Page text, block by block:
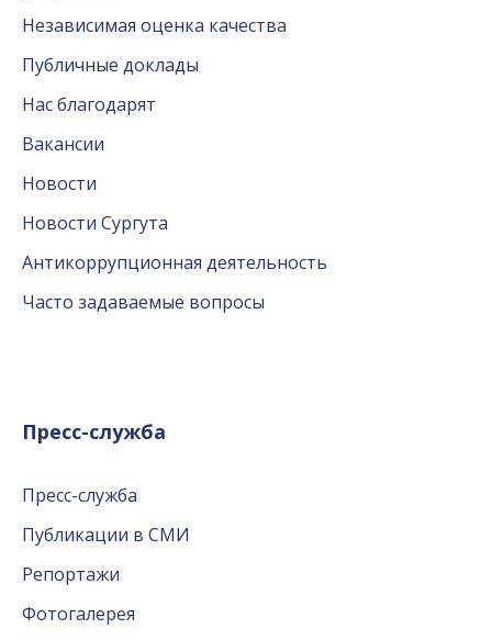
Независимая оценка качества
Публичные доклады
Нас благодарят
Вакансии
Новости
Новости Сургута
Антикоррупционная деятельность
Часто задаваемые вопросы
Пресс-служба
Пресс-служба
Публикации в СМИ
Репортажи
Фотогалерея